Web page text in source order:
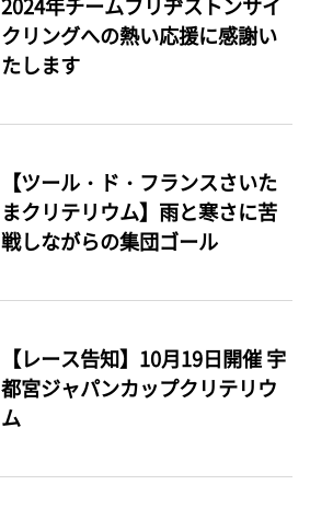
クリングへの熱い応援に感謝い
たします
【ツール・ド・フランスさいた
まクリテリウム】雨と寒さに苦
戦しながらの集団ゴール
【レース告知】10月19日開催 宇
都宮ジャパンカップクリテリウ
ム